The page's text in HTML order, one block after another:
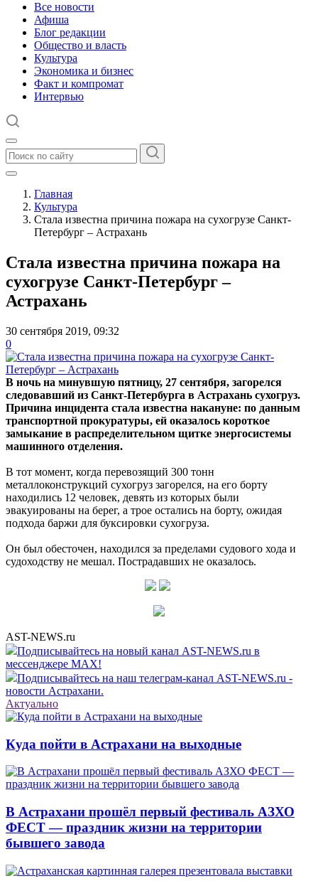
Все новости
Афиша
Блог редакции
Общество и власть
Культура
Экономика и бизнес
Факт и компромат
Интервью
Главная
Культура
Стала известна причина пожара на сухогрузе Санкт-
Петербург – Астрахань
Стала известна причина пожара на
сухогрузе Санкт-Петербург –
Астрахань
30 сентября 2019, 09:32
0
В ночь на минувшую пятницу, 27 сентября, загорелся
следовавший из Санкт-Петербурга в Астрахань сухогруз.
Причина инцидента стала известна накануне: по данным
транспортной прокуратуры, ей оказалось короткое
замыкание в распределительном щитке энергосистемы
машинного отделения.
В тот момент, когда перевозящий 300 тонн
металлоконструкций сухогруз загорелся, на его борту
находились 12 человек, девять из которых были
эвакуированы на берег, а трое остались на борту, ожидая
подхода баржи для буксировки сухогруза.
Он был обесточен, находился за пределами судового хода и
судоходству не мешал. Пострадавших не оказалось.
AST-NEWS.ru
Подписывайтесь на новый канал AST-NEWS.ru в
мессенджере MAX!
Подписывайтесь на наш телеграм-канал AST-NEWS.ru -
новости Астрахани.
Актуально
Куда пойти в Астрахани на выходные
В Астрахани прошёл первый фестиваль АЗХО
ФЕСТ — праздник жизни на территории
бывшего завода